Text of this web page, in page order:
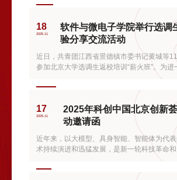
18
2025.11
软件与微电子学院举行选调
验分享交流活动
近日，共青团江西省景德镇市委书记黄城等
参加北京大学选调生返校培训“薪火班”。为进
业引导与理想信念教育，帮助同学们深入了
路径，软件与微电子学院举行选调生返校经验
17
2025.11
2025年科创中国北京创新
动邀请函
近年来，以大模型、具身智能、智能体为代
术持续演进和迅猛发展，是新一轮科技革命
动力量，正在逐步渗透到经济社会发展的方
的赋能作用和广阔的发展前景。